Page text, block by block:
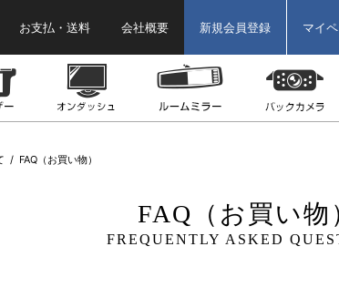
お支払・送料 会社概要 新規会員登録 マイ
ニターサンバイザーモニターオンダッシュモニタールームミラーモニ
FAQ（お買い物）
FAQ（お買い物
FREQUENTLY ASKED